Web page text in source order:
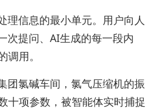
理信息的最小单元。用户向人
次提问、AI生成的每一段内
用。
团氯碱车间，氯气压缩机的振
十项参数，被智能体实时捕捉